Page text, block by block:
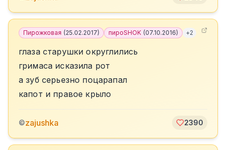
Пирожковая (25.02.2017) пироSHOK (07.10.2016) +2
глаза старушки округлились
гримаса исказила рот
а зуб серьезно поцарапал
капот и правое крыло
©zajushka 2390